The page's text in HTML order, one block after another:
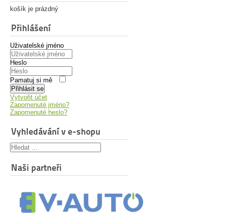
košík je prázdný
Přihlášení
Uživatelské jméno
Heslo
Pamatuj si mě
Přihlásit se
Vytvořit účet
Zapomenuté jméno?
Zapomenuté heslo?
Vyhledávání v e-shopu
Naši partneři